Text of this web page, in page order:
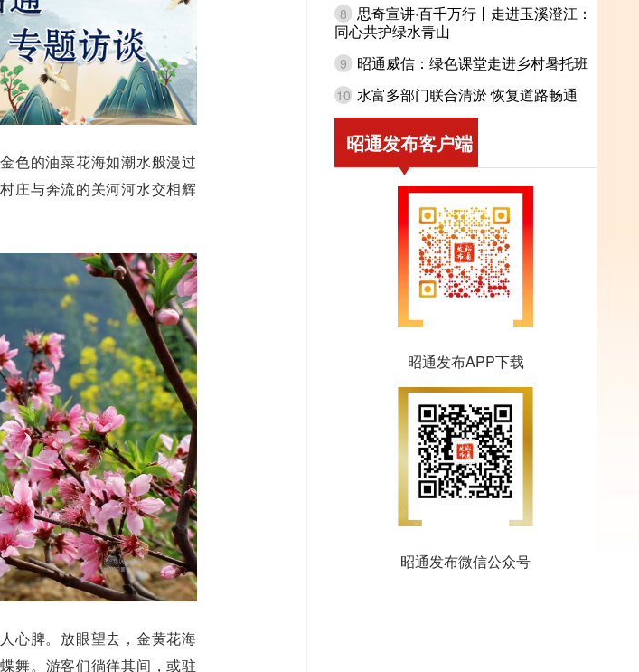
色的油菜花海如潮水般漫过
庄与奔流的关河河水交相辉
心脾。放眼望去，金黄花海
舞。游客们徜徉其间，或驻
8 思奇宣讲·百千万行丨走进玉溪澄江：
同心共护绿水青山
9 昭通威信：绿色课堂走进乡村暑托班
10 水富多部门联合清淤 恢复道路畅通
昭通发布客户端
昭通发布APP下载
昭通发布微信公众号